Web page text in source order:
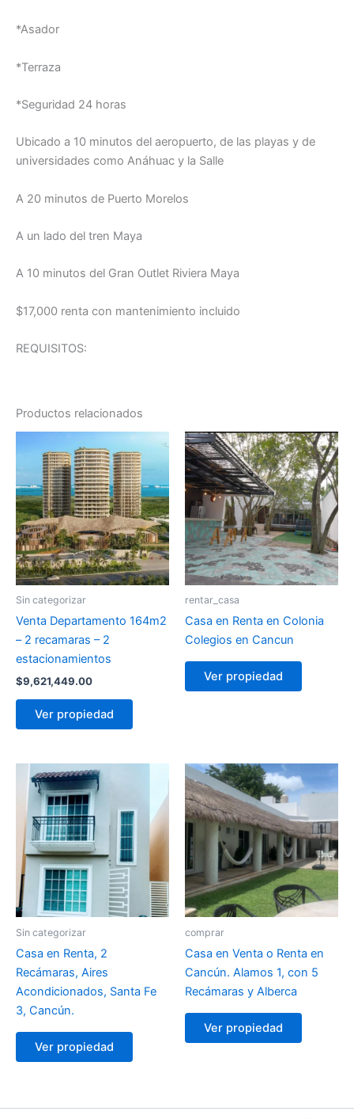
*Asador
*Terraza
*Seguridad 24 horas
Ubicado a 10 minutos del aeropuerto, de las playas y de
universidades como Anáhuac y la Salle
A 20 minutos de Puerto Morelos
A un lado del tren Maya
A 10 minutos del Gran Outlet Riviera Maya
$17,000 renta con mantenimiento incluido
REQUISITOS:
Productos relacionados
Sin categorizar
Venta Departamento 164m2
– 2 recamaras – 2
estacionamientos
$9,621,449.00
Ver propiedad
rentar_casa
Casa en Renta en Colonia
Colegios en Cancun
Ver propiedad
Sin categorizar
Casa en Renta, 2
Recámaras, Aires
Acondicionados, Santa Fe
3, Cancún.
Ver propiedad
comprar
Casa en Venta o Renta en
Cancún. Alamos 1, con 5
Recámaras y Alberca
Ver propiedad